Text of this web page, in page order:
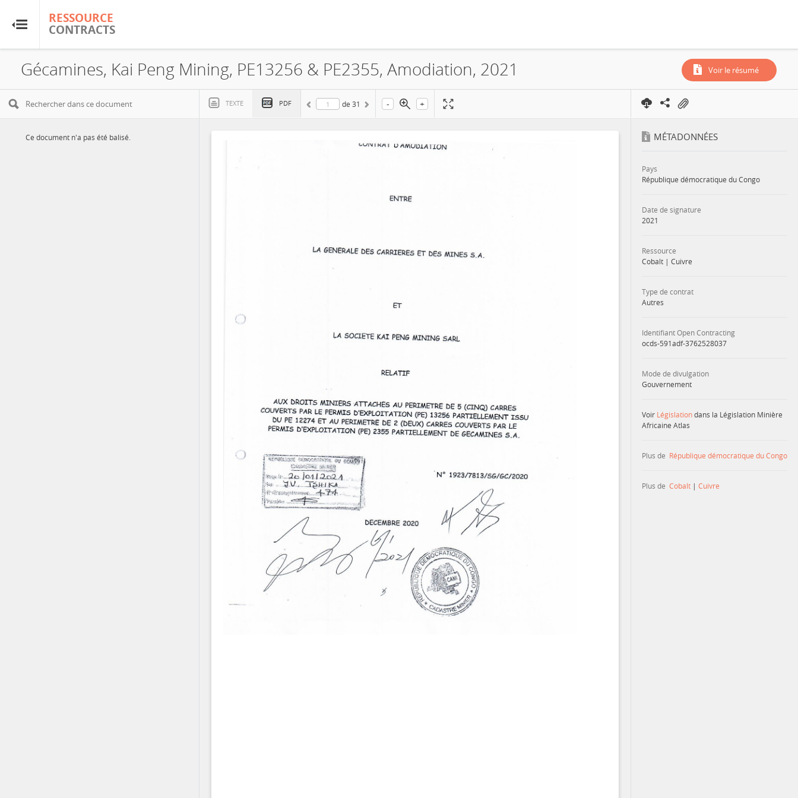
RESSOURCE
CONTRACTS
RESSOURCE
CONTRACTS
Accueil
Gécamines, Kai Peng Mining, PE13256 & PE2355, Amodiation, 2021 Voir le résumé
TEXTE PDF de 31 - +
Ce document n'a pas été balisé. MÉTADONNÉES
Pays
République démocratique du Congo
Date de signature
2021
Ressource
Cobalt | Cuivre
Type de contrat
Autres
Identifiant Open Contracting
ocds-591adf-3762528037
Mode de divulgation
Gouvernement
Voir Législation dans la Législation Minière
Africaine Atlas
Plus de République démocratique du Congo
Plus de Cobalt | Cuivre